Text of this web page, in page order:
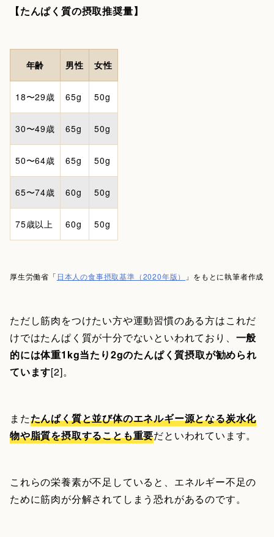
【たんぱく質の摂取推奨量】
年齢 男性 女性
18〜29歳 65g 50g
30〜49歳 65g 50g
50〜64歳 65g 50g
65〜74歳 60g 50g
75歳以上 60g 50g
厚生労働省「 日本人の食事摂取基準（2020年版） 」をもとに執筆者作成
ただし筋肉をつけたい方や運動習慣のある方はこれだ
けではたんぱく質が十分でないといわれており、 一般
的には体重1kg当たり2gのたんぱく質摂取が勧められ
ています[2]。
またたんぱく質と並び体のエネルギー源となる炭水化
物や脂質を摂取することも重要だといわれています。
これらの栄養素が不足していると、エネルギー不足の
ために筋肉が分解されてしまう恐れがあるのです。